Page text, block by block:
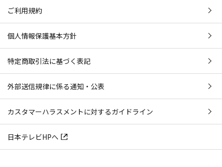
ご利用規約
個人情報保護基本方針
特定商取引法に基づく表記
外部送信規律に係る通知・公表
カスタマーハラスメントに対するガイドライン
日本テレビHPへ